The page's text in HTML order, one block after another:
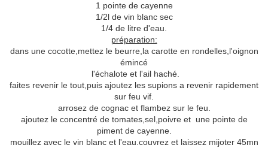
1 pointe de cayenne
1/2l de vin blanc sec
1/4 de litre d'eau.
préparation:
dans une cocotte,mettez le beurre,la carotte en rondelles,l'oignon
émincé
l'échalote et l'ail haché.
faites revenir le tout,puis ajoutez les supions a revenir rapidement
sur feu vif.
arrosez de cognac et flambez sur le feu.
ajoutez le concentré de tomates,sel,poivre et une pointe de
piment de cayenne.
mouillez avec le vin blanc et l'eau.couvrez et laissez mijoter 45mn